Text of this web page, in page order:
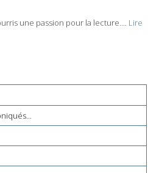
une passion pour la lecture.... Lire